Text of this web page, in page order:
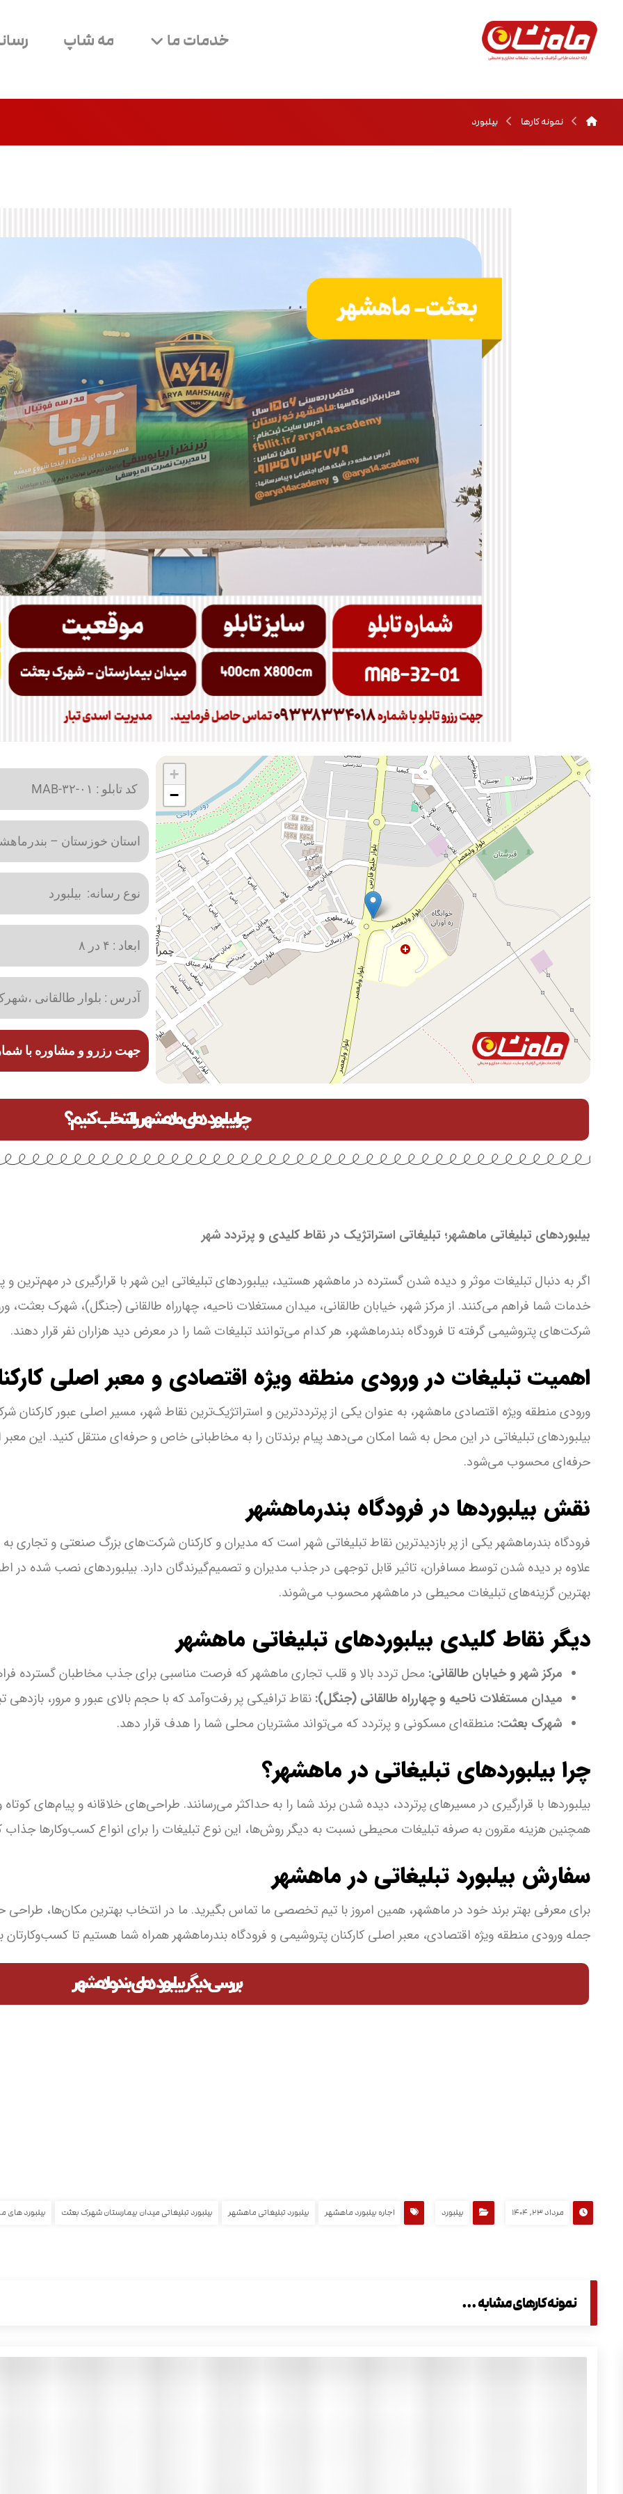
خدمات ما مه شاپ
نمونه کارها بیلبورد
+
−
کد تابلو : MAB-۳۲-۰۱
استان خوزستان –
نوع رسانه: بیلبورد
ابعاد : ۴ در ۸
آدرس : بلوار طالقانی
جهت رزرو و مشاوره با
چرا بیلبورد های ماهشهر را انتخاب کنیم؟
بیلبوردهای تبلیغاتی ماهشهر؛ تبلیغاتی استراتژیک در نقاط کلیدی و پرتردد شهر
اگر به دنبال تبلیغات موثر و دیده شدن گسترده در ماهشهر هستید، بیلبوردهای تبلیغاتی این شهر با قرارگیری در
خدمات شما فراهم می‌کنند. از مرکز شهر، خیابان طالقانی، میدان مستغلات ناحیه، چهارراه طالقانی (جنگل)، شهرک بعثت،
شرکت‌های پتروشیمی گرفته تا فرودگاه بندرماهشهر، هر کدام می‌توانند تبلیغات شما را در معرض دید هزاران نفر قرار دهند.
اهمیت تبلیغات در ورودی منطقه ویژه اقتصادی و معبر اصلی
ورودی منطقه ویژه اقتصادی ماهشهر، به عنوان یکی از پرترددترین و استراتژیک‌ترین نقاط شهر، مسیر اصلی عبور
بیلبوردهای تبلیغاتی در این محل به شما امکان می‌دهد پیام برندتان را به مخاطبانی خاص و حرفه‌ای منتقل کنید. این
حرفه‌ای محسوب می‌شود.
نقش بیلبوردها در فرودگاه بندرماهشهر
فرودگاه بندرماهشهر یکی از پر بازدیدترین نقاط تبلیغاتی شهر است که مدیران و کارکنان شرکت‌های بزرگ صنعتی و تجاری
علاوه بر دیده شدن توسط مسافران، تاثیر قابل توجهی در جذب مدیران و تصمیم‌گیرندگان دارد. بیلبوردهای نصب شده در
بهترین گزینه‌های تبلیغات محیطی در ماهشهر محسوب می‌شوند.
دیگر نقاط کلیدی بیلبوردهای تبلیغاتی ماهشهر
مرکز شهر و خیابان طالقانی: محل تردد بالا و قلب تجاری ماهشهر که فرصت مناسبی برای جذب مخاطبان گسترده
میدان مستغلات ناحیه و چهارراه طالقانی (جنگل): نقاط ترافیکی پر رفت‌وآمد که با حجم بالای عبور و مرور،
شهرک بعثت: منطقه‌ای مسکونی و پرتردد که می‌تواند مشتریان محلی شما را هدف قرار دهد.
چرا بیلبوردهای تبلیغاتی در ماهشهر؟
بیلبوردها با قرارگیری در مسیرهای پرتردد، دیده شدن برند شما را به حداکثر می‌رسانند. طراحی‌های خلاقانه و پیام‌های
همچنین هزینه مقرون به صرفه تبلیغات محیطی نسبت به دیگر روش‌ها، این نوع تبلیغات را برای انواع کسب‌وکارها
سفارش بیلبورد تبلیغاتی در ماهشهر
برای معرفی بهتر برند خود در ماهشهر، همین امروز با تیم تخصصی ما تماس بگیرید. ما در انتخاب بهترین مکان‌ها، طراحی
جمله ورودی منطقه ویژه اقتصادی، معبر اصلی کارکنان پتروشیمی و فرودگاه بندرماهشهر همراه شما هستیم تا کسب‌وکارتان
بررسی دیگر بیلبورد های بندرماهشهر
مرداد ۲۳, ۱۴۰۴ بیلبورد اجاره بیلبورد ماهشهر بیلبورد تبلیغاتی ماهشهر بیلبورد تبلیغاتی میدان بیمارستان شهرک بعثت بیلبورد های
نمونه کارهای مشابه ...